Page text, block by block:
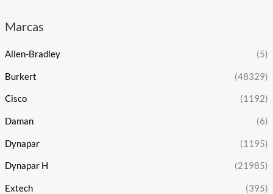
Marcas
Allen-Bradley (5)
Burkert (48329)
Cisco (1192)
Daman (6)
Dynapar (1195)
Dynapar H (21985)
Extech (395)